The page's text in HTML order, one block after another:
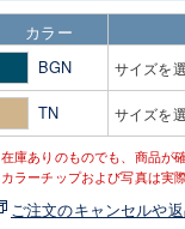
カラー
BGN
サイズを
TN サイズを
在庫ありのものでも、商品が
カラーチップおよび写真は実
ご注文のキャンセルや